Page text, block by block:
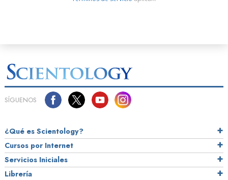
SÍGUENOS
¿Qué es Scientology?
Cursos por Internet
Servicios Iniciales
Librería